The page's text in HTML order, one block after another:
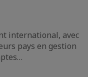
international, avec
pays en gestion